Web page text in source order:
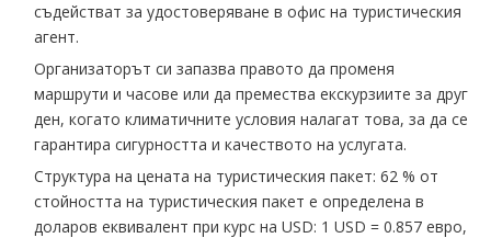
съдействат за удостоверяване в офис на туристическия
агент.
Организаторът си запазва правото да променя
маршрути и часове или да премества екскурзиите за друг
ден, когато климатичните условия налагат това, за да се
гарантира сигурността и качеството на услугата.
Структура на цената на туристическия пакет: 62 % от
стойността на туристическия пакет е определена в
доларов еквивалент при курс на USD: 1 USD = 0.857 евро,